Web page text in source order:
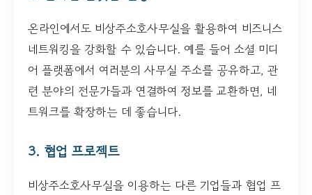
온라인에서도 비상주소호사무실을 활용하여 비즈니스
네트워킹을 강화할 수 있습니다. 예를 들어 소셜 미디
어 플랫폼에서 여러분의 사무실 주소를 공유하고, 관
련 분야의 전문가들과 연결하여 정보를 교환하면, 네
트워크를 확장하는 데 좋습니다.
3. 협업 프로젝트
비상주소호사무실을 이용하는 다른 기업들과 협업 프